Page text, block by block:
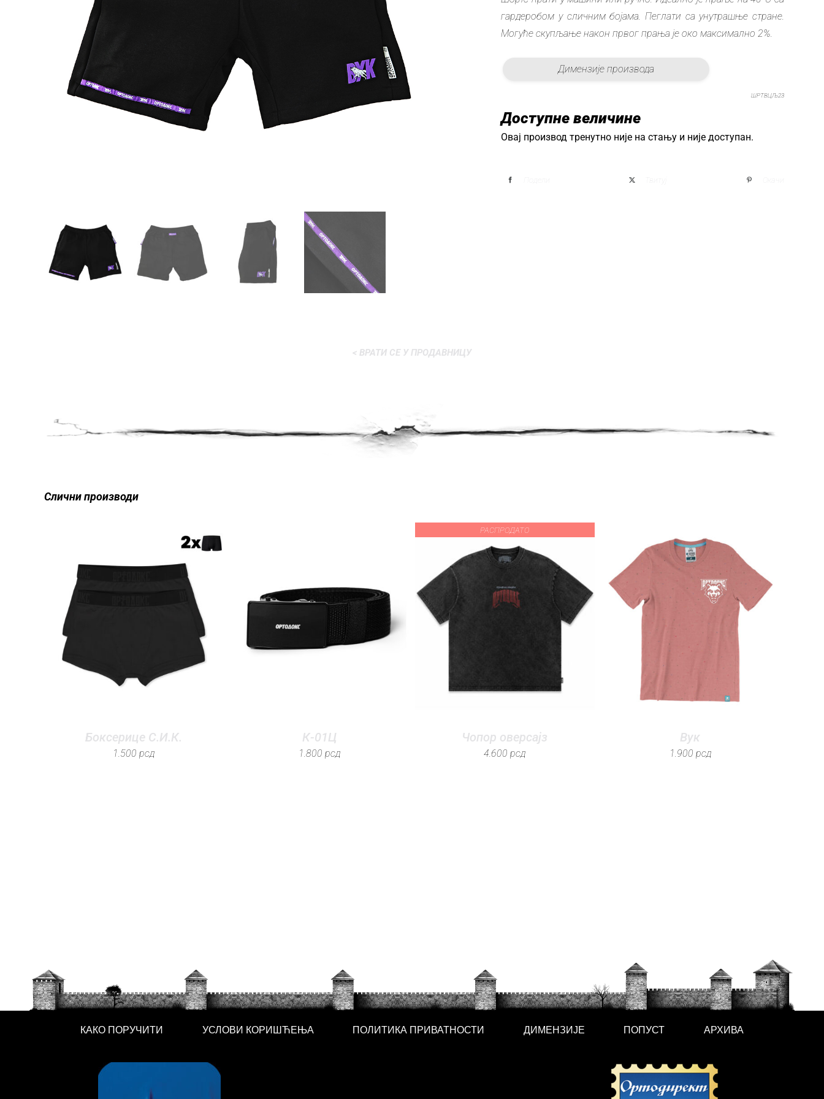
гардеробом у сличним бојама. Пеглати са унутрашње стране.
Могуће скупљање након првог прања је око максимално 2%.
Димензије производа
ШРТВЦЉ23
Доступне величине
Овај производ тренутно није на стању и није доступан.
< ВРАТИ СЕ У ПРОДАВНИЦУ
Слични производи
Боксерице С.И.К.
1.500рсд
К-01Ц
1.800 рсд
РАСПРОДАТО
Чопор оверсајз
4.600рсд
Вук
1.900 рсд
КАКО ПОРУЧИТИ УСЛОВИ КОРИШЋЕЊА ПОЛИТИКА ПРИВАТНОСТИ ДИМЕНЗИЈЕ ПОПУСТ АРХИВА